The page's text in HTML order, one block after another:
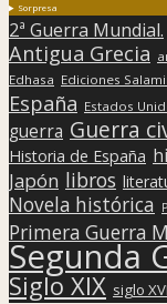
Sorpresa
2ª Guerra Mundial.
Antigua Grecia
Edhasa Ediciones
España Estados
guerra Guerra
Historia de España
Japón libros
Novela histórica
Primera Guerra
Segunda
Siglo XIX siglo XVI